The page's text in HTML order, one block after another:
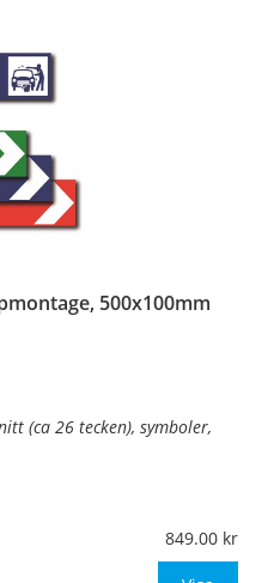
500x100mm
(ca 26 tecken), symboler,
2mm (stolpmontage)
mått upp till 0,05m²)
849.00